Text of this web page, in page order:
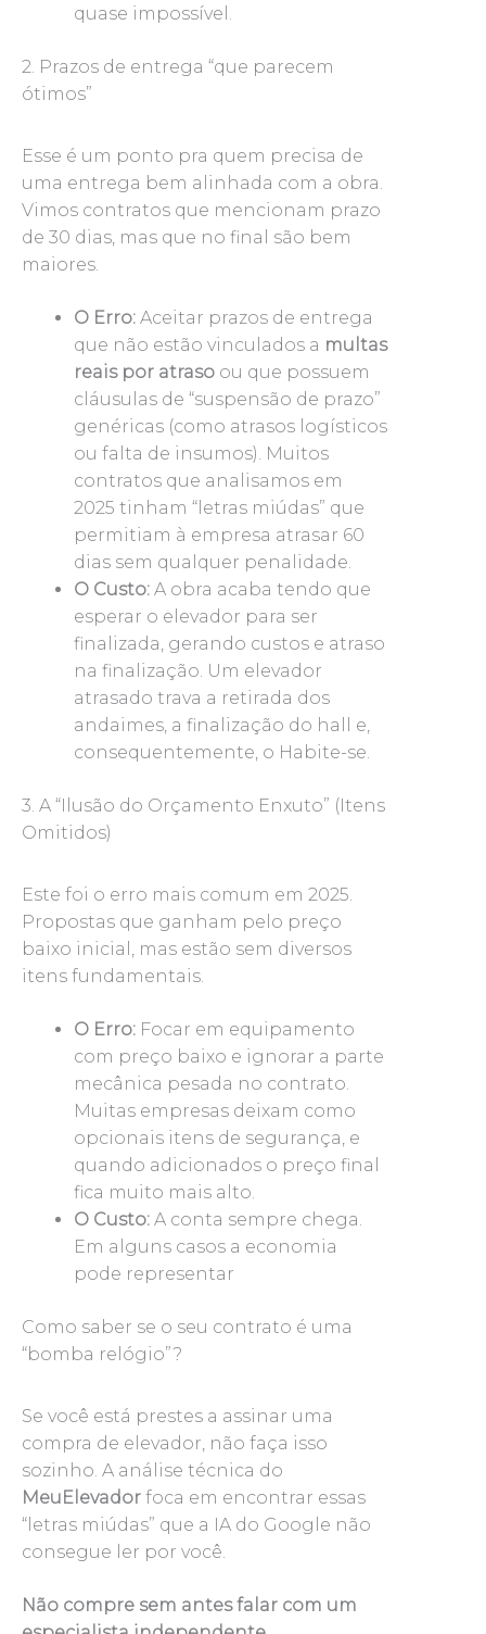
quase impossível.
2. Prazos de entrega “que parecem
ótimos”
Esse é um ponto pra quem precisa de
uma entrega bem alinhada com a obra.
Vimos contratos que mencionam prazo
de 30 dias, mas que no final são bem
maiores.
O Erro: Aceitar prazos de entrega
que não estão vinculados a multas
reais por atraso ou que possuem
cláusulas de “suspensão de prazo”
genéricas (como atrasos logísticos
ou falta de insumos). Muitos
contratos que analisamos em
2025 tinham “letras miúdas” que
permitiam à empresa atrasar 60
dias sem qualquer penalidade.
O Custo: A obra acaba tendo que
esperar o elevador para ser
finalizada, gerando custos e atraso
na finalização. Um elevador
atrasado trava a retirada dos
andaimes, a finalização do hall e,
consequentemente, o Habite-se.
3. A “Ilusão do Orçamento Enxuto” (Itens
Omitidos)
Este foi o erro mais comum em 2025.
Propostas que ganham pelo preço
baixo inicial, mas estão sem diversos
itens fundamentais.
O Erro: Focar em equipamento
com preço baixo e ignorar a parte
mecânica pesada no contrato.
Muitas empresas deixam como
opcionais itens de segurança, e
quando adicionados o preço final
fica muito mais alto.
O Custo: A conta sempre chega.
Em alguns casos a economia
pode representar
Como saber se o seu contrato é uma
“bomba relógio”?
Se você está prestes a assinar uma
compra de elevador, não faça isso
sozinho. A análise técnica do
MeuElevador foca em encontrar essas
“letras miúdas” que a IA do Google não
consegue ler por você.
Não compre sem antes falar com um